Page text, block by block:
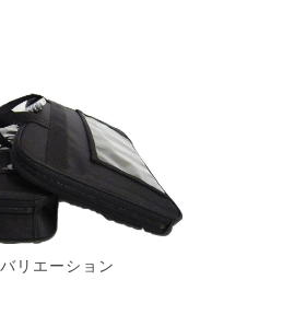
リエーション